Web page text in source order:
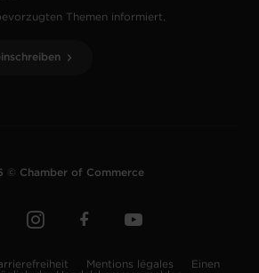
Themen informiert.
© Chamber of Commerce
Mentions légales
Einen